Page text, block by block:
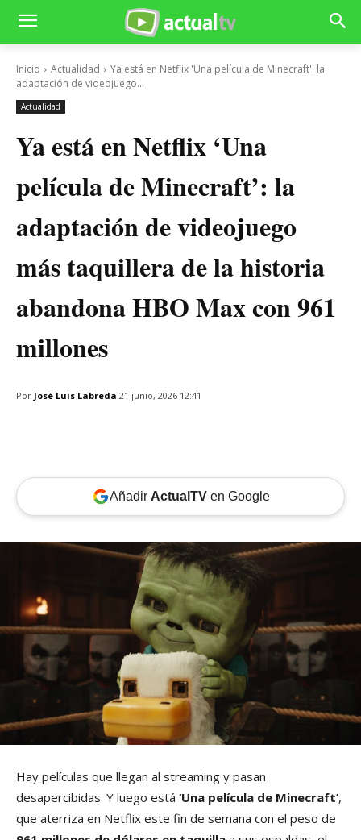
Inicio Actualidad
Ya está en Netflix 'Una película de Minecraft': la
adaptación de videojuego...
Actualidad
Ya está en Netflix ‘Una
película de Minecraft’: la
adaptación de videojuego
más taquillera de la historia
abandona HBO Max con 961
millones
Por José Luis Labreda 21 junio, 2026 12:41
Añadir ActualTVen Google
Hay películas que llegan al streaming y pasan
desapercibidas. Y luego está ‘Una película de Minecraft’,
que aterriza en Netflix este fin de semana con el peso de